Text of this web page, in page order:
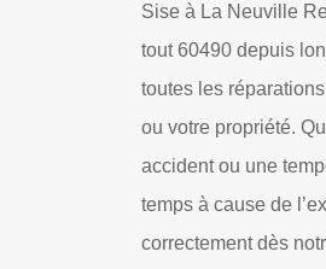
Sise à La Neuville
tout 60490 depuis
toutes les
ou votre propriété.
accident ou une
temps à cause de
correctement dès